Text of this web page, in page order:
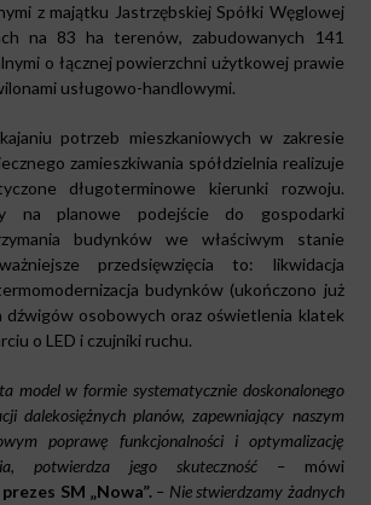
z majątku Jastrzębskiej Spółki Węglowej
na 83 ha terenów, zabudowanych 141
o łącznej powierzchni użytkowej prawie
usługowo-handlowymi.
potrzeb mieszkaniowych w zakresie
zamieszkiwania spółdzielnia realizuje
długoterminowe kierunki rozwoju.
na planowe podejście do gospodarki
budynków we właściwym stanie
przedsięwzięcia to: likwidacja
budynków (ukończono już
dźwigów osobowych oraz oświetlenia klatek
o LED i czujniki ruchu.
model w formie systematycznie doskonalonego
dalekosiężnych planów, zapewniający naszym
poprawę funkcjonalności i optymalizację
potwierdza jego skuteczność – mówi
SM „Nowa”. – Nie stwierdzamy żadnych